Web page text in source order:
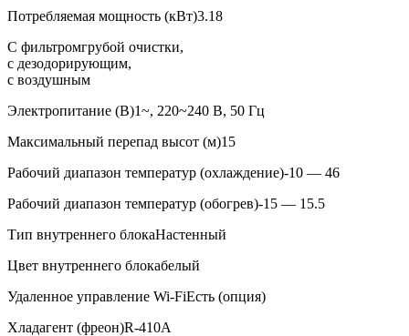
Потребляемая мощность (кВт)3.18
С фильтромгрубой очистки,
с дезодорирующим,
с воздушным
Электропитание (В)1~, 220~240 В, 50 Гц
Максимальный перепад высот (м)15
Рабочий диапазон температур (охлаждение)-10 — 46
Рабочий диапазон температур (обогрев)-15 — 15.5
Тип внутреннего блокаНастенный
Цвет внутреннего блокабелый
Удаленное управление Wi-FiЕсть (опция)
Хладагент (фреон)R-410A